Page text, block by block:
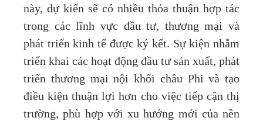
này, dự kiến sẽ có nhiều thỏa thuận hợp tác
trong các lĩnh vực đầu tư, thương mại và
phát triển kinh tế được ký kết. Sự kiện nhằm
triển khai các hoạt động đầu tư sản xuất, phát
triển thương mại nội khối châu Phi và tạo
điều kiện thuận lợi hơn cho việc tiếp cận thị
trường, phù hợp với xu hướng mới của nền